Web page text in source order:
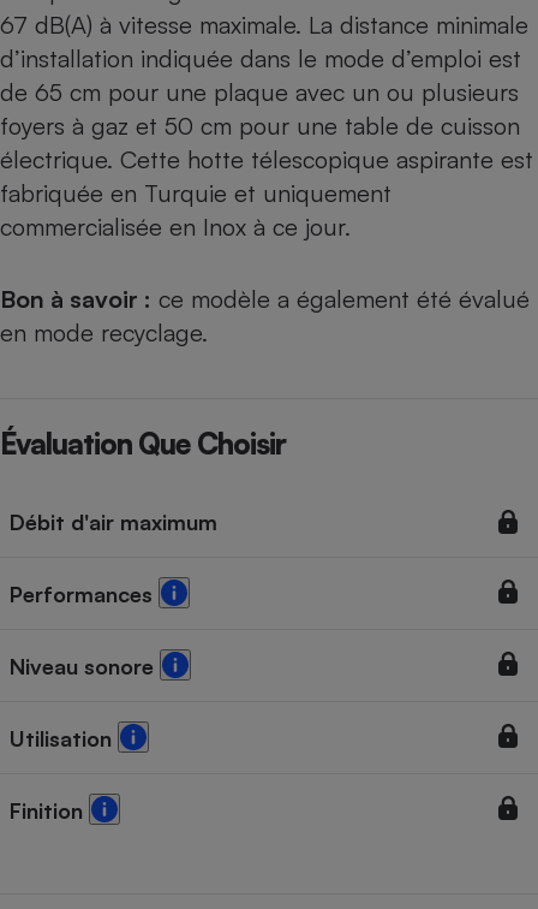
67 dB(A) à vitesse maximale. La distance minimale
d’installation indiquée dans le mode d’emploi est
de 65 cm pour une plaque avec un ou plusieurs
foyers à gaz et 50 cm pour une table de cuisson
électrique. Cette hotte télescopique aspirante est
fabriquée en Turquie et uniquement
commercialisée en Inox à ce jour.
Bon à savoir : ce modèle a également été évalué
en mode recyclage.
Évaluation Que Choisir
Débit d'air maximum
Performances
Niveau sonore
Utilisation
Finition